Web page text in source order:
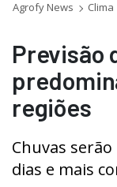
Agrofy News Clima
Previsão
regiões
Chuvas
dias e mais